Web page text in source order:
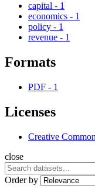
capital - 1
economics - 1
policy - 1
revenue - 1
Formats
PDF - 1
Licenses
Creative
close
Order by